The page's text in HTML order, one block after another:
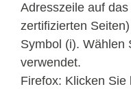
Adresszeile auf
zertifizierten
Symbol (i). Wählen
verwendet.
Firefox: Klicken